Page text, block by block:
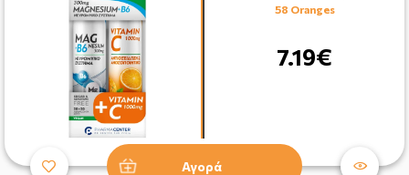
58 Oranges
7.19€
Αγορά